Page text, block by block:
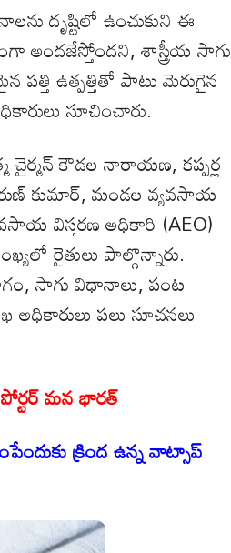
దృష్టిలో ఉంచుకుని ఈ
అందజేస్తోందని, శాస్త్రీయ సాగు
పత్తి ఉత్పత్తితో పాటు మెరుగైన
సూచించారు.
చైర్మన్ కౌడల నారాయణ, కప్పర్ల
కుమార్, మండల వ్యవసాయ
విస్తరణ అధికారి (AEO)
రైతులు పాల్గొన్నారు.
సాగు విధానాలు, పంట
పలు సూచనలు
మన భారత్
క్రింద ఉన్న వాట్సాప్